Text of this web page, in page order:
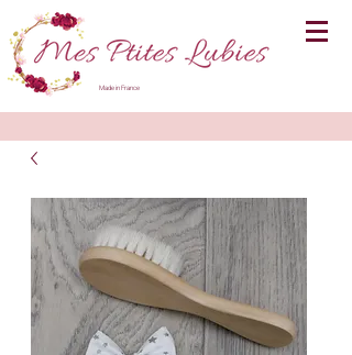
Made in France